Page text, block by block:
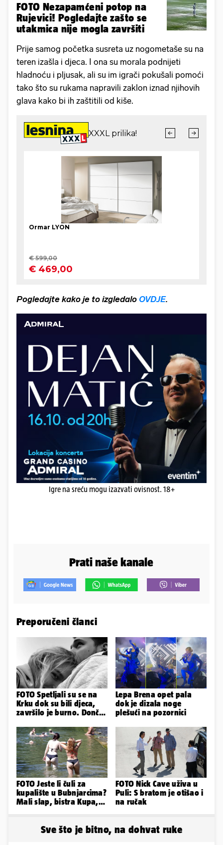
FOTO Nezapamćeni potop na
Rujevici! Pogledajte zašto se
utakmica nije mogla završiti
Prije samog početka susreta uz nogometaše su na
teren izašla i djeca. I ona su morala podnijeti
hladnoću i pljusak, ali su im igrači pokušali pomoći
tako što su rukama napravili zaklon iznad njihovih
glava kako bi ih zaštitili od kiše.
Pogledajte kako je to izgledalo OVDJE.
Igre na sreću mogu izazvati ovisnost. 18+
Prati naše kanale
Preporučeni članci
FOTO Spetljali su se na
Krku dok su bili djeca,
završilo je burno. Dončić
Lepa Brena opet pala
dok je dizala noge
plešući na pozornici
FOTO Jeste li čuli za
kupalište u Bubnjarcima?
Mali slap, bistra Kupa,
FOTO Nick Cave uživa u
Puli: S bratom je otišao i
na ručak
Sve što je bitno, na dohvat ruke